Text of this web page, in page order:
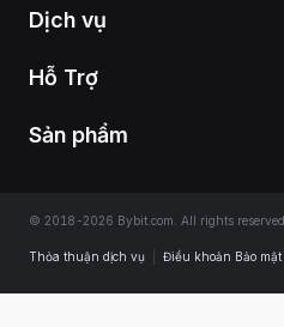
Dịch vụ
Hỗ Trợ
Sản phẩm
© 2018-2026 Bybit.com. All rights reserved.
Thỏa thuận dịch vụ Điều khoản Bảo mật